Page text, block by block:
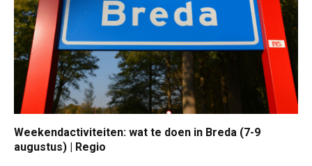
Weekendactiviteiten: wat te doen in Breda (7-9
augustus) | Regio